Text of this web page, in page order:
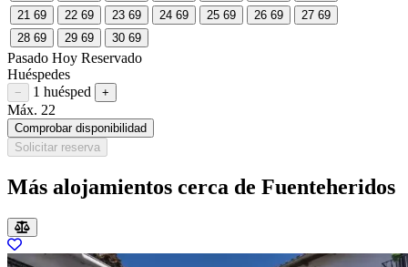
21 69 22 69 23 69 24 69 25 69 26 69 27 69
28 69 29 69 30 69
Pasado Hoy Reservado
Huéspedes
Restar huésped
− 1 huésped Sumar huésped
+
Máx. 22
Comprobar disponibilidad
Solicitar reserva
Más alojamientos cerca de Fuenteheridos